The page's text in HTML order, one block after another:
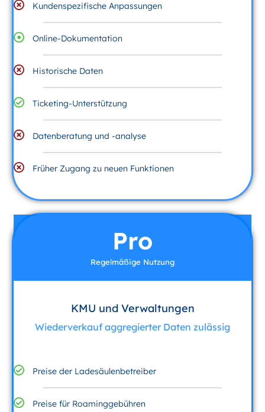
Kundenspezifische Anpassungen
Online-Dokumentation
Historische Daten
Ticketing-Unterstützung
Datenberatung und -analyse
Früher Zugang zu neuen Funktionen
Pro
Regelmäßige Nutzung
KMU und Verwaltungen
Wiederverkauf aggregierter Daten zulässig
Preise der Ladesäulenbetreiber
Preise für Roaminggebühren